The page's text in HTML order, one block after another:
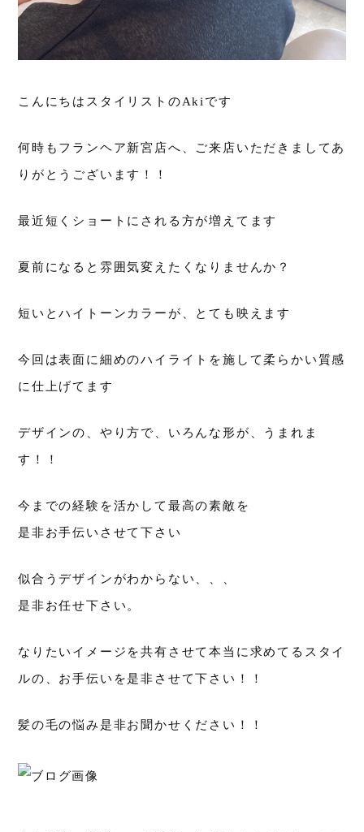
こんにちはスタイリストのAkiです
何時もフランヘア新宮店へ、ご来店いただきましてあ
りがとうございます！！
最近短くショートにされる方が増えてます
夏前になると雰囲気変えたくなりませんか？
短いとハイトーンカラーが、とても映えます
今回は表面に細めのハイライトを施して柔らかい質感
に仕上げてます
デザインの、やり方で、いろんな形が、うまれま
す！！
今までの経験を活かして最高の素敵を
是非お手伝いさせて下さい
似合うデザインがわからない、、、
是非お任せ下さい。
なりたいイメージを共有させて本当に求めてるスタイ
ルの、お手伝いを是非させて下さい！！
髪の毛の悩み是非お聞かせください！！